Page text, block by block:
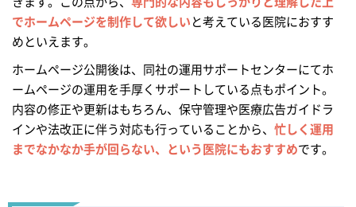
でホームページを制作して欲しいと考えている医院におすす
めといえます。
ホームページ公開後は、同社の運用サポートセンターにてホ
ームページの運用を手厚くサポートしている点もポイント。
内容の修正や更新はもちろん、保守管理や医療広告ガイドラ
インや法改正に伴う対応も行っていることから、 忙しく運用
までなかなか手が回らない、という医院にもおすすめです。